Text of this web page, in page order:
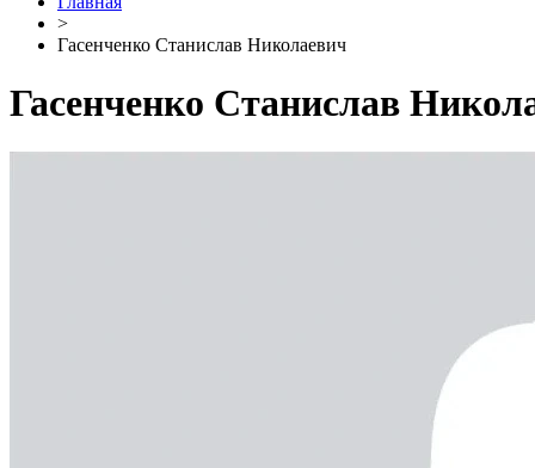
>
Гасенченко Станислав Николаевич
Гасенченко Станислав